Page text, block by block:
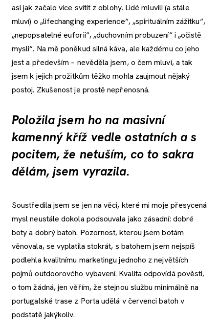
asi jak začalo více svítit z oblohy. Lidé mluvili (a stále
mluví) o „lifechanging experience“, „spirituálním zážitku“,
„nepopsatelné euforii“, „duchovním probuzení“ i „očistě
mysli“. Na mě poněkud silná káva, ale každému co jeho
jest a především – nevěděla jsem, o čem mluví, a tak
jsem k jejich prožitkům těžko mohla zaujmout nějaký
postoj. Zkušenost je prostě nepřenosná.
Položila jsem ho na masivní
kamenný kříž vedle ostatních a s
pocitem, že netuším, co to sakra
dělám, jsem vyrazila.
Soustředila jsem se jen na věci, které mi moje přesycená
mysl neustále dokola podsouvala jako zásadní: dobré
boty a dobrý batoh. Pozornost, kterou jsem botám
věnovala, se vyplatila stokrát, s batohem jsem nejspíš
podlehla kvalitnímu marketingu jednoho z největších
pojmů outdoorového vybavení. Kvalita odpovídá pověsti,
o tom žádná, jen věřím, že stejnou službu minimálně na
portugalské trase z Porta udělá v červenci batoh v
podstatě jakýkoliv.